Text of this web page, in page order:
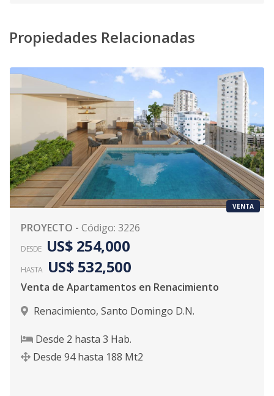
Propiedades Relacionadas
VENTA
PROYECTO - Código: 3226
DESDE US$ 254,000
HASTA US$ 532,500
Venta de Apartamentos en Renacimiento
Renacimiento, Santo Domingo D.N.
Desde 2 hasta 3 Hab.
Desde 94 hasta 188 Mt2